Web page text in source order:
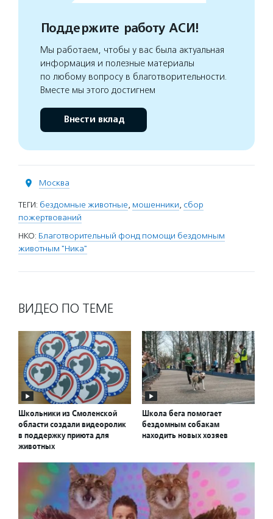
Поддержите работу АСИ!
Мы работаем, чтобы у вас была актуальная
информация и полезные материалы
по любому вопросу в благотворительности.
Вместе мы этого достигнем
Внести вклад
Москва
ТЕГИ: бездомные животные, мошенники, сбор
пожертвований
НКО: Благотворительный фонд помощи бездомным
животным "Ника"
ВИДЕО ПО ТЕМЕ
Школьники из Смоленской
области создали видеоролик
в поддержку приюта для
животных
Школа бега помогает
бездомным собакам
находить новых хозяев